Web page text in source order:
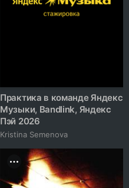
Практика в команде Яндекс
Музыки, Bandlink, Яндекс
Пэй 2026
Kristina Semenova